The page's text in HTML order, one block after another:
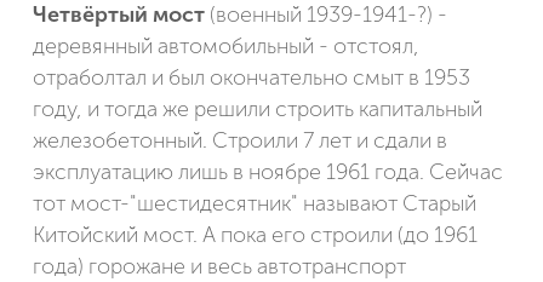
Четвёртый мост(военный 1939-1941-?) -
деревянный автомобильный - отстоял,
отраболтал и был окончательно смыт в 1953
году, и тогда же решили строить капитальный
железобетонный. Строили 7 лет и сдали в
эксплуатацию лишь в ноябре 1961 года. Сейчас
тот мост-"шестидесятник" называют Старый
Китойский мост. А пока его строили (до 1961
года) горожане и весь автотранспорт